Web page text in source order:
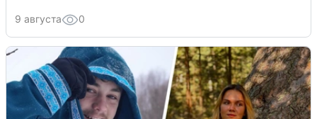
9 августа 0